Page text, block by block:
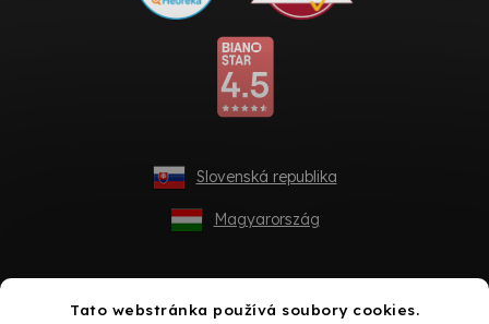
Tato webstránka používá soubory cookies.
Slovenská republika
Magyarország